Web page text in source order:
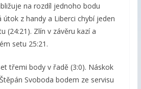
na rozdíl jednoho bodu
útok z handy a Liberci chybí jeden
(24:21). Zlín v závěru kazí a
setu 25:21.
třemi body v řadě (3:0). Náskok
Svoboda bodem ze servisu